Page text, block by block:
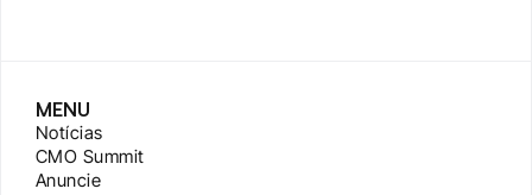
MENU
Notícias
CMO Summit
Anuncie